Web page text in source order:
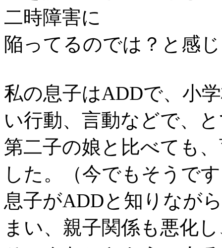
二時障害に
陥ってるのでは？と感
私の息子はADDで、小
い行動、言動などで、
第二子の娘と比べても
した。（今でもそうで
息子がADDと知りなが
まい、親子関係も悪化